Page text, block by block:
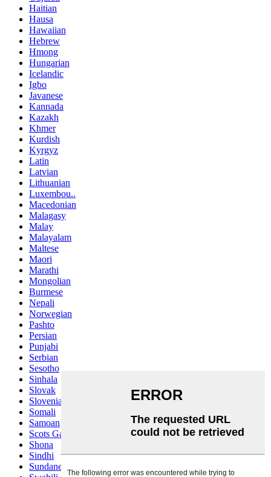
Haitian
Hausa
Hawaiian
Hebrew
Hmong
Hungarian
Icelandic
Igbo
Javanese
Kannada
Kazakh
Khmer
Kurdish
Kyrgyz
Latin
Latvian
Lithuanian
Luxembou..
Macedonian
Malagasy
Malay
Malayalam
Maltese
Maori
Marathi
Mongolian
Burmese
Nepali
Norwegian
Pashto
Persian
Punjabi
Serbian
Sesotho
Sinhala
Slovak
Slovenian
Somali
Samoan
Scots Gaelic
Shona
Sindhi
Sundanese